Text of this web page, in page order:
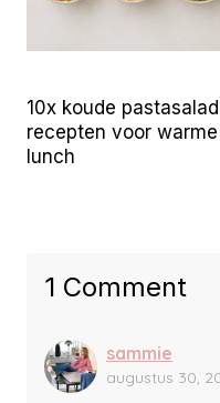
10x koude
recepten voor
lunch
1 Comment
sammie
augustus 30,